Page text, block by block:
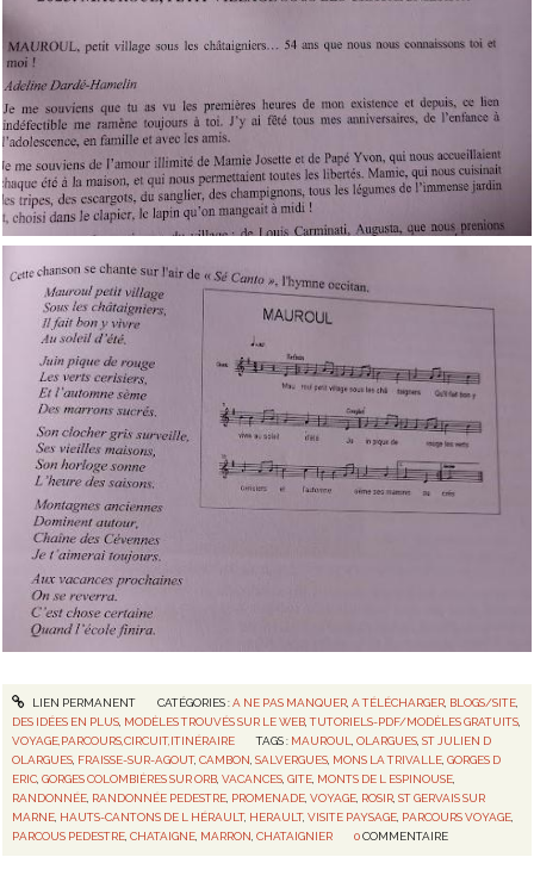
LIEN PERMANENT CATÉGORIES :A NE PAS MANQUER, A TÉLÉCHARGER, BLOGS/SITE,
DES IDÉES EN PLUS MODÈLES TROUVÉS SUR LE WEB ,TUTORIELS-PDF/MODÈLES GRATUITS
VOYAGE,PARCOURS,CIRCUIT,ITINÉRAIRE
TAGS : MAUROUL ,OLARGUES ,ST JULIEN D
OLARGUES FRAISSE-SUR-AGOUT,CAMBON ,SALVERGUES MONS LA TRIVALLE ,GORGES D
ERIC ,GORGES COLOMBIÈRES SUR ORB ,VACANCES ,GITE MONTS DE L ESPINOUSE
RANDONNÉE RANDONNÉE PEDESTRE PROMENADE ,VOYAGE ROSIR ,ST GERVAIS SUR
MARNE HAUTS-CANTONS DE L HÉRAULT, HERAULT,VISITE PAYSAGE PARCOURS VOYAGE
PARCOUS PEDESTRE ,CHATAIGNE MARRON ,CHATAIGNIER 0 COMMENTAIRE